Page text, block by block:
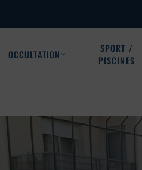
OCCULTATION
SPORT /
PISCINES